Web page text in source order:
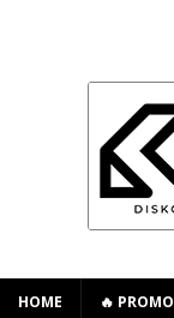
HOME 🔥